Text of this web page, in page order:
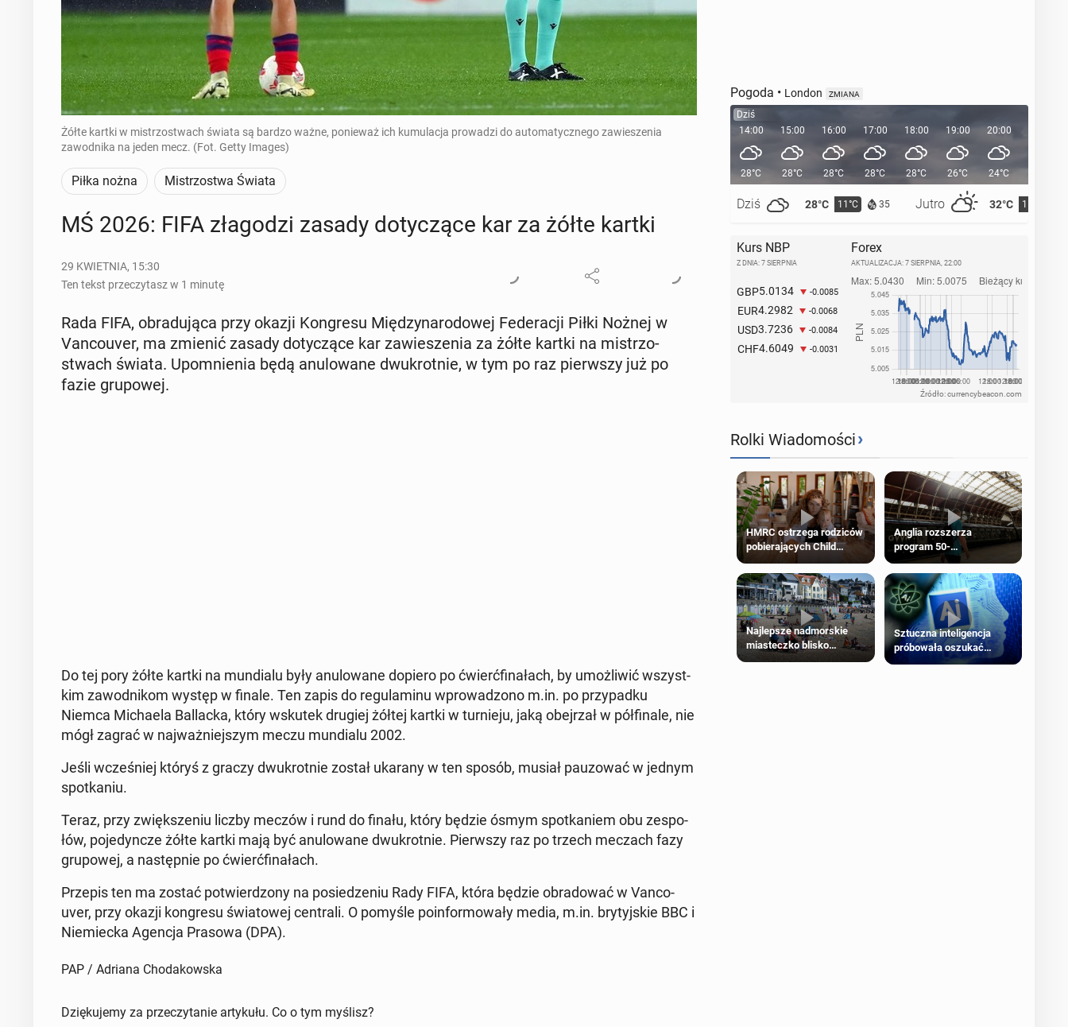
Żółte kartki w mistrzostwach świata są bardzo ważne, ponieważ ich kumulacja prowadzi do automatycznego zawieszenia
zawodnika na jeden mecz. (Fot. Getty Images)
Piłka nożna Mistrzostwa Świata
MŚ 2026: FIFA zła­go­dzi zasady do­ty­czą­ce kar za żółte kartki
29 KWIETNIA, 15:30
Ten tekst przeczytasz w 1 minutę
Rada FIFA, ob­ra­du­ją­ca przy okazji Kon­gre­su Mię­dzy­na­ro­do­wej Fe­de­ra­cji Piłki Nożnej w
Van­co­uver, ma zmienić zasady do­ty­czą­ce kar za­wie­sze­nia za żółte kartki na mi­strzo­
stwach świata. Upo­mnie­nia będą anu­lo­wa­ne dwu­krot­nie, w tym po raz pierw­szy już po
fazie gru­po­wej.
Do tej pory żółte kartki na mun­dia­lu były anu­lo­wa­ne dopiero po ćwierć­fi­na­łach, by umoż­li­wić wszyst­
kim za­wod­ni­kom występ w finale. Ten zapis do re­gu­la­mi­nu wpro­wa­dzo­no m.in. po przy­pad­ku
Niemca Mi­cha­ela Bal­lac­ka, który wskutek drugiej żółtej kartki w tur­nie­ju, jaką obej­rzał w pół­fi­na­le, nie
mógł zagrać w naj­waż­niej­szym meczu mun­dia­lu 2002.
Jeśli wcze­śniej któryś z graczy dwu­krot­nie został ukarany w ten sposób, musiał pau­zo­wać w jednym
spo­tka­niu.
Teraz, przy zwięk­sze­niu liczby meczów i rund do finału, który będzie ósmym spo­tka­niem obu ze­spo­
łów, po­je­dyn­cze żółte kartki mają być anu­lo­wa­ne dwu­krot­nie. Pierw­szy raz po trzech meczach fazy
gru­po­wej, a na­stęp­nie po ćwierć­fi­na­łach.
Przepis ten ma zostać po­twier­dzo­ny na po­sie­dze­niu Rady FIFA, która będzie ob­ra­do­wać w Van­co­
uver, przy okazji kon­gre­su świa­to­wej cen­tra­li. O pomyśle po­in­for­mo­wa­ły media, m.in. bry­tyj­skie BBC i
Nie­miec­ka Agencja Prasowa (DPA).
PAP / Adriana Chodakowska
Dziękujemy za przeczytanie artykułu. Co o tym myślisz?
Pogoda • London ZMIANA
Dziś
14:00
28°C
Dziś 28°C 11°C 35 Jutro 32°C 15°C
15:00
28°C
16:00
28°C
17:00
28°C
18:00
28°C
19:00
26°C
20:00
24°C
Kurs NBP
Z DNIA: 7 SIERPNIA
GBP5.0134 -0.0085
EUR4.2982 -0.0068
USD3.7236 -0.0084
CHF4.6049 -0.0031
Forex
AKTUALIZACJA: 7 SIERPNIA, 22:00
Źródło: currencybeacon.com
Rolki Wiadomości›
HMRC ostrzega rodziców
pobierających Child
Benefit. Mogą być
zobowiązani do zwrotu
zasiłku
Anglia rozszerza
program 50-
procentowych zniżek
kolejowych na 18-latków
Najlepsze nadmorskie
miasteczko blisko
Sztuczna inteligencja
próbowała oszukać
człowieka